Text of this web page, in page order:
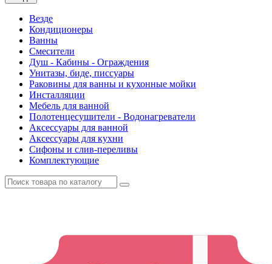
Везде
Кондиционеры
Ванны
Смесители
Душ - Кабины - Ограждения
Унитазы, биде, писсуары
Раковины для ванны и кухонные мойки
Инсталляции
Мебель для ванной
Полотенцесушители - Водонагреватели
Аксессуары для ванной
Аксессуары для кухни
Сифоны и слив-переливы
Комплектующие